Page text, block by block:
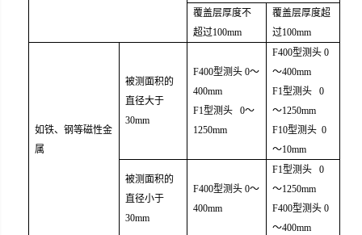
覆盖层厚度不
超过100mm
覆盖层厚度超
过100mm
如铁、钢等磁性金
属
被测面积的
直径大于
30mm
F400型测头0～
400mm
F1型测头 0～
1250mm
F400型测头0
～400mm
F1型测头
0
～1250mm
F10型测头 0
～10mm
被测面积的
直径小于
30mm
F400型测头0～
400mm
F1型测头
0
～1250mm
F400型测头0
～400mm